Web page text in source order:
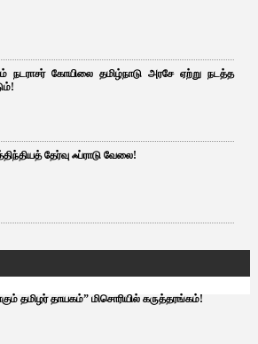
நடராசர் கோயிலை தமிழ்நாடு அரசே ஏற்று நடத்த
தேர்வு ஃப்ராடு வேலை!
தமிழர் தாயகம்” மிசொரியில் கருத்தரங்கம்!